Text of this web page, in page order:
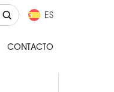
ES
CONTACTO